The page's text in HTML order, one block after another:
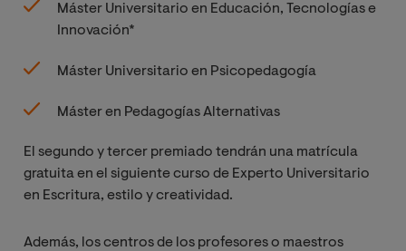
Máster Universitario en Educación, Tecnologías e
Innovación*
Máster Universitario en Psicopedagogía
Máster en Pedagogías Alternativas
El segundo y tercer premiado tendrán una matrícula
gratuita en el siguiente curso de Experto Universitario
en Escritura, estilo y creatividad.
Además, los centros de los profesores o maestros